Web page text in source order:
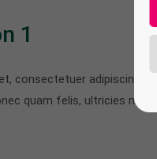
1
consectetuer adipiscing
quam felis, ultricies nec,